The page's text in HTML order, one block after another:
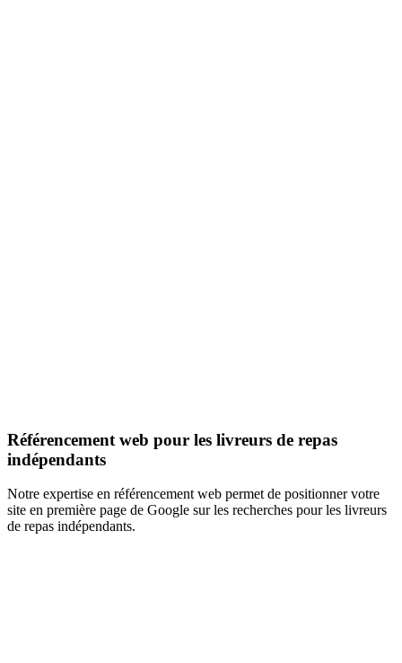
Référencement web pour les livreurs de repas
indépendants
Notre expertise en référencement web permet de positionner votre
site en première page de Google sur les recherches pour les livreurs
de repas indépendants.